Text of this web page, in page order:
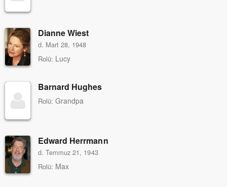
Dianne Wiest
d. Mart 28, 1948
Rolü: Lucy
Barnard Hughes
Rolü: Grandpa
Edward Herrmann
d. Temmuz 21, 1943
Rolü: Max